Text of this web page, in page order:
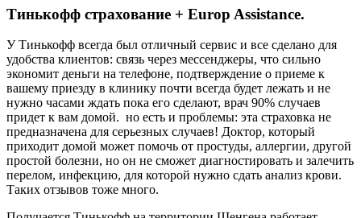
Тинькофф страхование + Europ Assistance.
У Тинькофф всегда был отличный сервис и все сделано для
удобства клиентов: связь через мессенджеры, что сильно
экономит деньги на телефоне, подтверждение о приеме к
вашему приезду в клинику почти всегда будет лежать и не
нужно часами ждать пока его сделают, врач 90% случаев
придет к вам домой. но есть и проблемы: эта страховка не
предназначена для серьезных случаев! Доктор, который
приходит домой может помочь от простуды, аллергии, другой
простой болезни, но он не сможет диагностировать и залечить
перелом, инфекцию, для которой нужно сдать анализ крови.
Таких отзывов тоже много.